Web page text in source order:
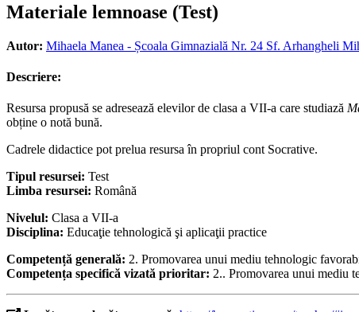
Materiale lemnoase (Test)
Autor: Mihaela Manea - Școala Gimnazială Nr. 24 Sf. Arhangheli
Descriere:
Resursa propusă se adresează elevilor de clasa a VII-a care studiază
obține o notă bună.
Cadrele didactice pot prelua resursa în propriul cont Socrative.
Tipul resursei: Test
Limba resursei: Română
Nivelul: Clasa a VII-a
Disciplina: Educaţie tehnologică şi aplicaţii practice
Competență generală: 2. Promovarea unui mediu tehnologic
Competența specifică vizată prioritar: 2.. Promovarea unui mediu